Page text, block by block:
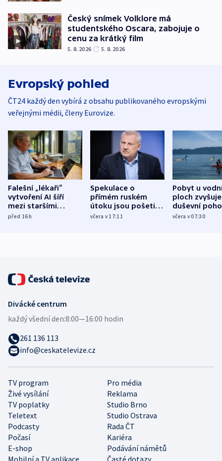
Český snímek Volklore má
studentského Oscara, zabojuje o
cenu za krátký film
5. 8. 2026 5. 8. 2026
Evropský pohled
ČT24 každý den vybírá z obsahu publikovaného evropskými
veřejnými médii, členy Eurovize.
Falešní „lékaři“
vytvoření AI šíří
mezi staršími
Poláky nebezpečné
před 16h
Spekulace o
přímém ruském
útoku jsou pošetilé,
míní estonský
včera v 17:11
Pobyt u
ploch zvyšuje
duševní
ukázala
včera v 07:30
TV program
Pro média
Živé vysílání
Reklama
TV poplatky
Studio Brno
Teletext
Studio Ostrava
Podcasty
Rada ČT
Počasí
Kariéra
E-shop
Podávání námětů
Divácké centrum
každý všední den:8:00—16:00 hodin
261 136 113
info@ceskatelevize.cz